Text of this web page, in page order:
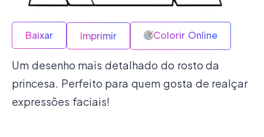
Baixar Imprimir Colorir Online
Um desenho mais detalhado do rosto da
princesa. Perfeito para quem gosta de realçar
expressões faciais!